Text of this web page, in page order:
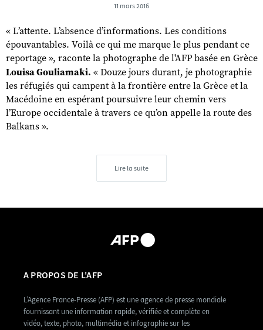
11 mars 2016
« L’attente. L’absence d’informations. Les conditions
épouvantables. Voilà ce qui me marque le plus pendant ce
reportage », raconte la photographe de l'AFP basée en Grèce
Louisa Gouliamaki. « Douze jours durant, je photographie
les réfugiés qui campent à la frontière entre la Grèce et la
Macédoine en espérant poursuivre leur chemin vers
l’Europe occidentale à travers ce qu’on appelle la route des
Balkans ».
Lire la suite
A PROPOS DE L'AFP
L’Agence France-Presse (AFP) est une agence de presse mondiale
fournissant une information rapide, vérifiée et complète en
vidéo, texte, photo, multimédia et infographie sur les